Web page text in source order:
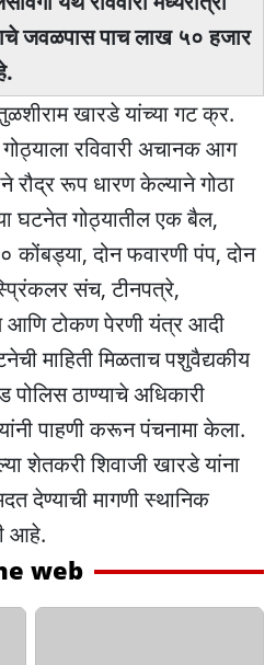
जवळपास पाच लाख ५० हजार
खारडे यांच्या गट क्र.
रविवारी अचानक आग
रौद्र रूप धारण केल्याने गोठा
घटनेत गोठ्यातील एक बैल,
कोंबड्या, दोन फवारणी पंप, दोन
संच, टीनपत्रे,
आणि टोकण पेरणी यंत्र आदी
माहिती मिळताच पशुवैद्यकीय
ठाण्याचे अधिकारी
पाहणी करून पंचनामा केला.
शेतकरी शिवाजी खारडे यांना
देण्याची मागणी स्थानिक
आहे.
web